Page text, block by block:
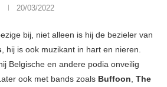
20/03/2022
bij, niet alleen is hij de bezieler van
, hij is ook muzikant in hart en nieren.
Belgische en andere podia onveilig
ook met bands zoals Buffoon, The